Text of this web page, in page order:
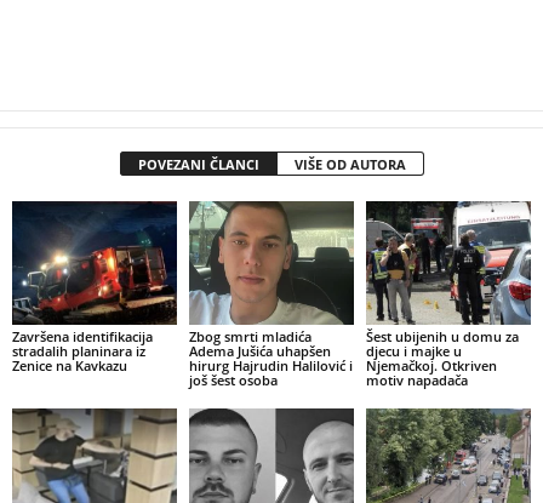
POVEZANI ČLANCI VIŠE OD AUTORA
Završena identifikacija
stradalih planinara iz
Zenice na Kavkazu
Zbog smrti mladića
Adema Jušića uhapšen
hirurg Hajrudin Halilović i
još šest osoba
Šest ubijenih u domu za
djecu i majke u
Njemačkoj. Otkriven
motiv napadača